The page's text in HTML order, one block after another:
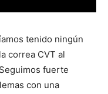
tenido ningún
correa CVT al
fuerte
con una